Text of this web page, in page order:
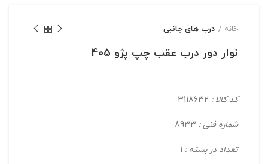
خانه درب های جانبی
نوار دور درب عقب چپ پژو 405
کد کالا :
شماره فنی :
تعداد در بسته :